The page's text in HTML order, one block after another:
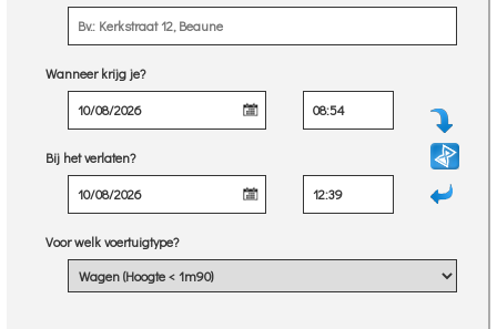
Wanneer krijg je?
Bij het verlaten?
Voor welk voertuigtype?